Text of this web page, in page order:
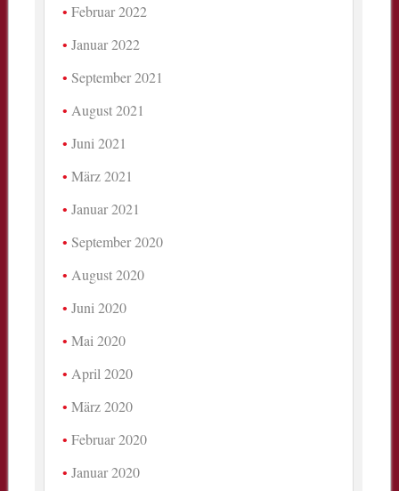
Februar 2022
Januar 2022
September 2021
August 2021
Juni 2021
März 2021
Januar 2021
September 2020
August 2020
Juni 2020
Mai 2020
April 2020
März 2020
Februar 2020
Januar 2020